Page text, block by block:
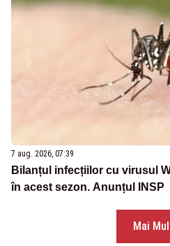
7 aug. 2026, 07:39
Bilanțul infecțiilor cu virusul
în acest sezon. Anunțul INSP
Mai